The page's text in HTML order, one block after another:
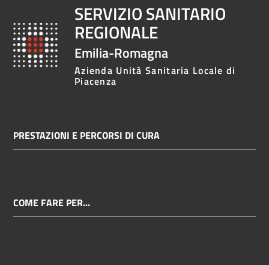
SERVIZIO SANITARIO
REGIONALE
Emilia-Romagna
Azienda Unità Sanitaria Locale di
Piacenza
PRESTAZIONI E PERCORSI DI CURA
COME FARE PER...